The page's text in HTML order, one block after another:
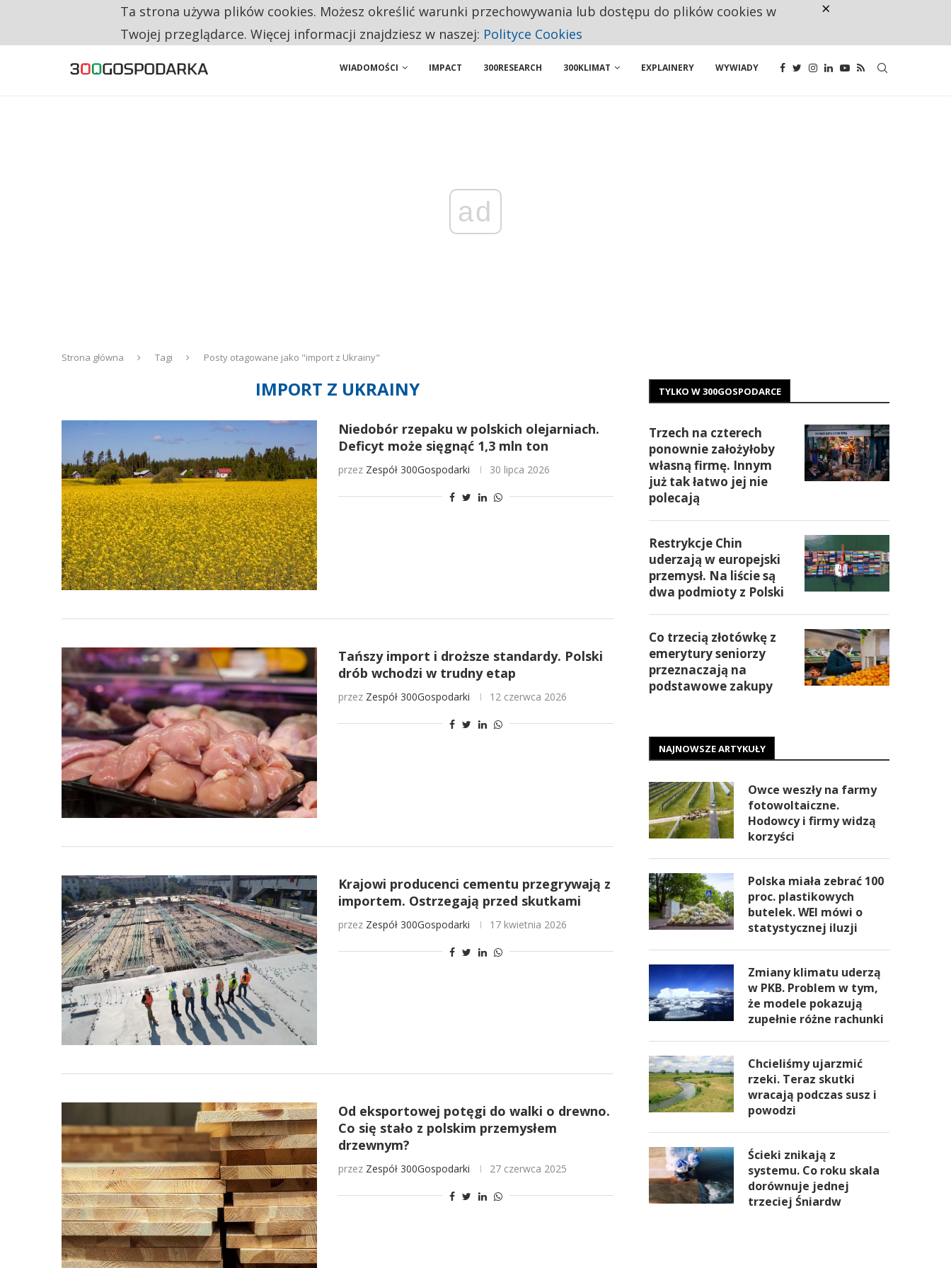
RESTRYKCJE CHIN UDERZAJĄ W EUROPEJSKI PRZEMYSŁ. NA LIŚCIE SĄ DWA PODMIOTY Z POLSKI
WIADOMOŚCI IMPACT 300RESEARCH 300KLIMAT EXPLAINERY WYWIADY
ad
Strona główna Tagi Posty otagowane jako "import z Ukrainy"
IMPORT Z UKRAINY
Niedobór rzepaku w polskich olejarniach.
Deficyt może sięgnąć 1,3 mln ton
przez Zespół 300Gospodarki 30 lipca 2026
Tańszy import i droższe standardy. Polski
drób wchodzi w trudny etap
przez Zespół 300Gospodarki 12 czerwca 2026
Krajowi producenci cementu przegrywają z
importem. Ostrzegają przed skutkami
przez Zespół 300Gospodarki 17 kwietnia 2026
Od eksportowej potęgi do walki o drewno.
Co się stało z polskim przemysłem
drzewnym?
przez Zespół 300Gospodarki 27 czerwca 2025
TYLKO W 300GOSPODARCE
Trzech na czterech
ponownie założyłoby
własną firmę. Innym
już tak łatwo jej nie
polecają
Restrykcje Chin
uderzają w europejski
przemysł. Na liście są
dwa podmioty z Polski
Co trzecią złotówkę z
emerytury seniorzy
przeznaczają na
podstawowe zakupy
NAJNOWSZE ARTYKUŁY
Owce weszły na farmy
fotowoltaiczne.
Hodowcy i firmy widzą
korzyści
Polska miała zebrać 100
proc. plastikowych
butelek. WEI mówi o
statystycznej iluzji
Zmiany klimatu uderzą
w PKB. Problem w tym,
że modele pokazują
zupełnie różne rachunki
Chcieliśmy ujarzmić
rzeki. Teraz skutki
wracają podczas susz i
powodzi
Ścieki znikają z
systemu. Co roku skala
dorównuje jednej
trzeciej Śniardw
Ta strona używa plików cookies. Możesz określić warunki przechowywania lub dostępu do plików cookies w
Twojej przeglądarce. Więcej informacji znajdziesz w naszej: Polityce Cookies
×